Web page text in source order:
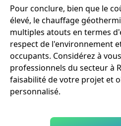
Pour conclure, bien que le
élevé, le chauffage
multiples atouts en termes
respect de l'environnement
occupants. Considérez à
professionnels du secteur à
faisabilité de votre projet et
personnalisé.